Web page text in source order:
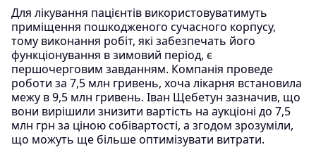
Для лікування пацієнтів використовуватимуть
приміщення пошкодженого сучасного корпусу,
тому виконання робіт, які забезпечать його
функціонування в зимовий період, є
першочерговим завданням. Компанія проведе
роботи за 7,5 млн гривень, хоча лікарня встановила
межу в 9,5 млн гривень. Іван Щебетун зазначив, що
вони вирішили знизити вартість на аукціоні до 7,5
млн грн за ціною собівартості, а згодом зрозуміли,
що можуть ще більше оптимізувати витрати.